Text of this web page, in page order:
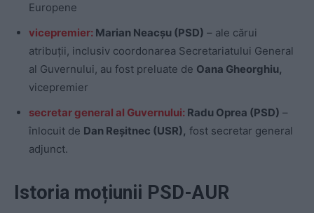
Europene
vicepremier: Marian Neacșu (PSD) – ale cărui
atribuții, inclusiv coordonarea Secretariatului General
al Guvernului, au fost preluate de Oana Gheorghiu,
vicepremier
secretar general al Guvernului: Radu Oprea (PSD) –
înlocuit de Dan Reșitnec (USR), fost secretar general
adjunct.
Istoria moțiunii PSD-AUR